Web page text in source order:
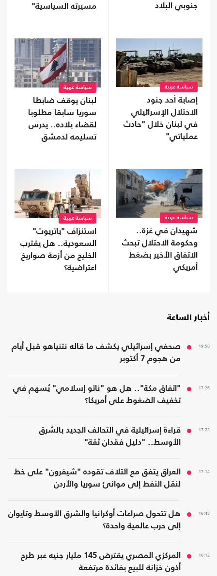
جنوبي البلاد مسيرته السياسية"
سياسة عربية
إصابة أحد جنود
الاحتلال الإسرائيلي
في لبنان خلال "حادث
عملياتي"
سياسة عربية
لبنان يوقف ضابطا
سوريا سابقا مطلوبا
لقضاء بلاده.. يدرس
تسليمه لدمشق
سياسة عربية
شهيدان في غزة..
وحكومة الاحتلال تبحث
الاتفاق الأخير بضغط
أمريكي
سياسة عربية
استنزاف "باتريوت"
السعودية.. هل يقترب
الخليج من أزمة صواريخ
اعتراضية؟
أخبار الساعة
19:58
صحفي إسرائيلي يكشف ما قاله نتنياهو قبل أيام
من هجوم 7 أكتوبر
17:26
"اتفاق مكة".. هل هو "ناتو إسلامي" يُسهم في
تخفيف الضغوط على أمريكا؟
17:22
قراءة إسرائيلية في التحالف الجديد بالشرق
الأوسط.. "دليل فقدان ثقة"
17:14
العراق يتفق مع ائتلاف تقوده "شيفرون" على خط
لنقل النفط إلى موانئ سوريا والأردن
16:45
هل تتحول صراعات أوكرانيا والشرق الأوسط وتايوان
إلى حرب عالمية واحدة؟
16:12
المركزي المصري يقترض 145 مليار جنيه عبر طرح
أذون خزانة للبيع بفائدة مرتفعة